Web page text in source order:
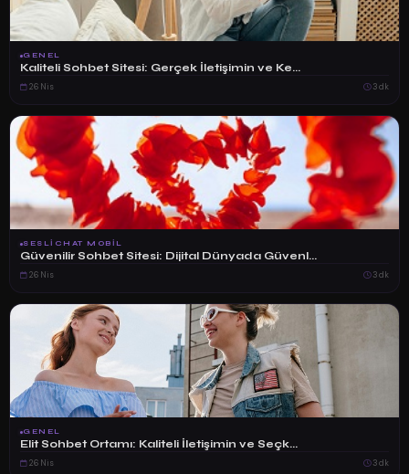
GENEL
Kaliteli Sohbet Sitesi: Gerçek İletişimin ve Ke...
26 Nis 3 dk
SESLICHAT MOBIL
Güvenilir Sohbet Sitesi: Dijital Dünyada Güvenl...
26 Nis 3 dk
GENEL
Elit Sohbet Ortamı: Kaliteli İletişimin ve Seçk...
26 Nis 3 dk